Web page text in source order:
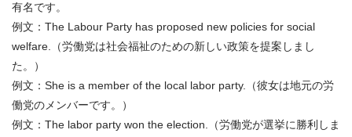
有名です。
例文：The Labour Party has proposed new policies for social
welfare.（労働党は社会福祉のための新しい政策を提案しまし
た。）
例文：She is a member of the local labor party.（彼女は地元の労
働党のメンバーです。）
例文：The labor party won the election.（労働党が選挙に勝利しま